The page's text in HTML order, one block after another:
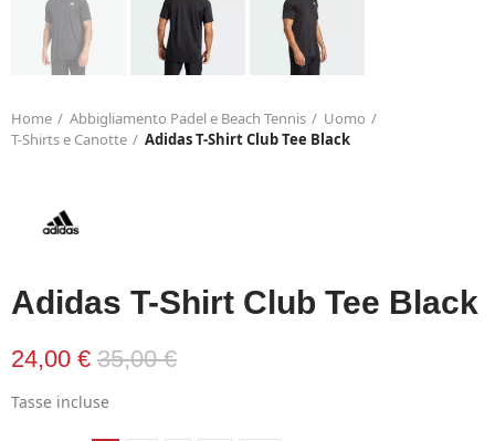
Home Abbigliamento Padel e Beach Tennis
Uomo
T-Shirts e Canotte
Adidas T-Shirt Club Tee Black
Adidas T-Shirt Club Tee Black
24,00 € 35,00 €
Tasse incluse